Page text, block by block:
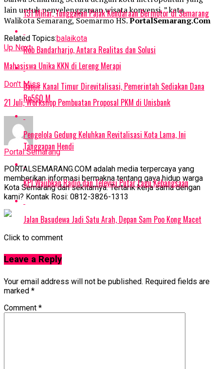
lain untuk penyelenggaraan wisata konvensi, ” kata
Walikota Semarang, Soemarmo HS.PortalSemarang.Com
Related Topics:balaikota
Up Next
Mahasiswa Unika KKN di Lereng Merapi
Don't Miss
21 Juli, Workshop Pembuatan Proposal PKM di Unisbank
Portal Semarang
PORTALSEMARANG.COM adalah media terpercaya yang
memberikan informasi bermakna tentang gaya hidup warga
Kota Semarang dan sekitarnya. Tertarik kerja sama dengan
kami? Kontak Rosi: 0812-3826-1313
131 Miliar, Tunggakan Pajak Kendaraan Bermotor di Semarang
Rob Bandarharjo, Antara Realitas dan Solusi
Banjir Kanal Timur Direvitalisasi, Pemerintah Sediakan Dana
Rp560 M
Pengelola Gedung Keluhkan Revitalisasi Kota Lama, Ini
Tanggapan Hendi
KPI Wajibkan Radio dan Televisi Putar Lagu Kebangsaan
Jalan Basudewa Jadi Satu Arah, Depan Sam Poo Kong Macet
Click to comment
Leave a Reply
Your email address will not be published. Required fields are
marked *
Comment *